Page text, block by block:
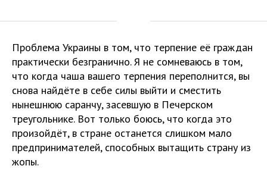
Проблема Украины в том, что терпение её граждан
практически безгранично. Я не сомневаюсь в том,
что когда чаша вашего терпения переполнится, вы
снова найдёте в себе силы выйти и сместить
нынешнюю саранчу, засевшую в Печерском
треугольнике. Вот только боюсь, что когда это
произойдёт, в стране останется слишком мало
предпринимателей, способных вытащить страну из
жопы.